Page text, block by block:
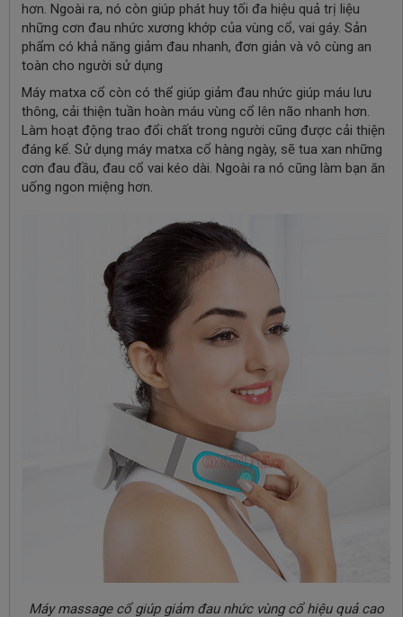
hơn. Ngoài ra, nó còn giúp phát huy tối đa hiệu quả trị liệu
những cơn đau nhức xương khớp của vùng cổ, vai gáy. Sản
phẩm có khả năng giảm đau nhanh, đơn giản và vô cùng an
toàn cho người sử dụng
Máy matxa cổ còn có thể giúp giảm đau nhức giúp máu lưu
thông, cải thiện tuần hoàn máu vùng cổ lên não nhanh hơn.
Làm hoạt động trao đổi chất trong người cũng được cải thiện
đáng kể. Sử dụng máy matxa cổ hàng ngày, sẽ tua xan những
cơn đau đầu, đau cổ vai kéo dài. Ngoài ra nó cũng làm bạn ăn
uống ngon miệng hơn.
Máy massage cổ giúp giảm đau nhức vùng cổ hiệu quả cao